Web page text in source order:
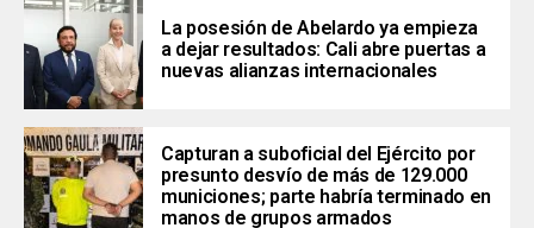
La posesión de Abelardo ya empieza
a dejar resultados: Cali abre puertas a
nuevas alianzas internacionales
Capturan a suboficial del Ejército por
presunto desvío de más de 129.000
municiones; parte habría terminado en
manos de grupos armados